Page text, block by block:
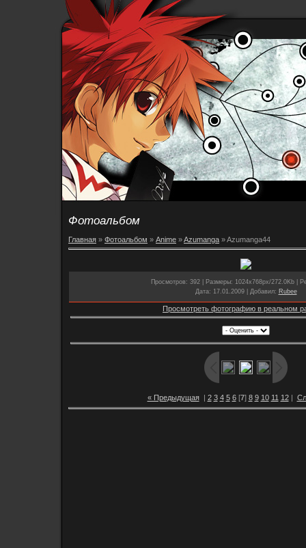
Фотоальбом
Главная » Фотоальбом » Anime »Azumanga » Azumanga44
Просмотров: 392 | Размеры: 1024x768px/272.0Kb |
Дата: 17.01.2009 | Добавил: Rubee
Просмотреть фотографию в реальном
« Предыдущая| 2 3 4 5 6[7] 8 9 10 11 12|